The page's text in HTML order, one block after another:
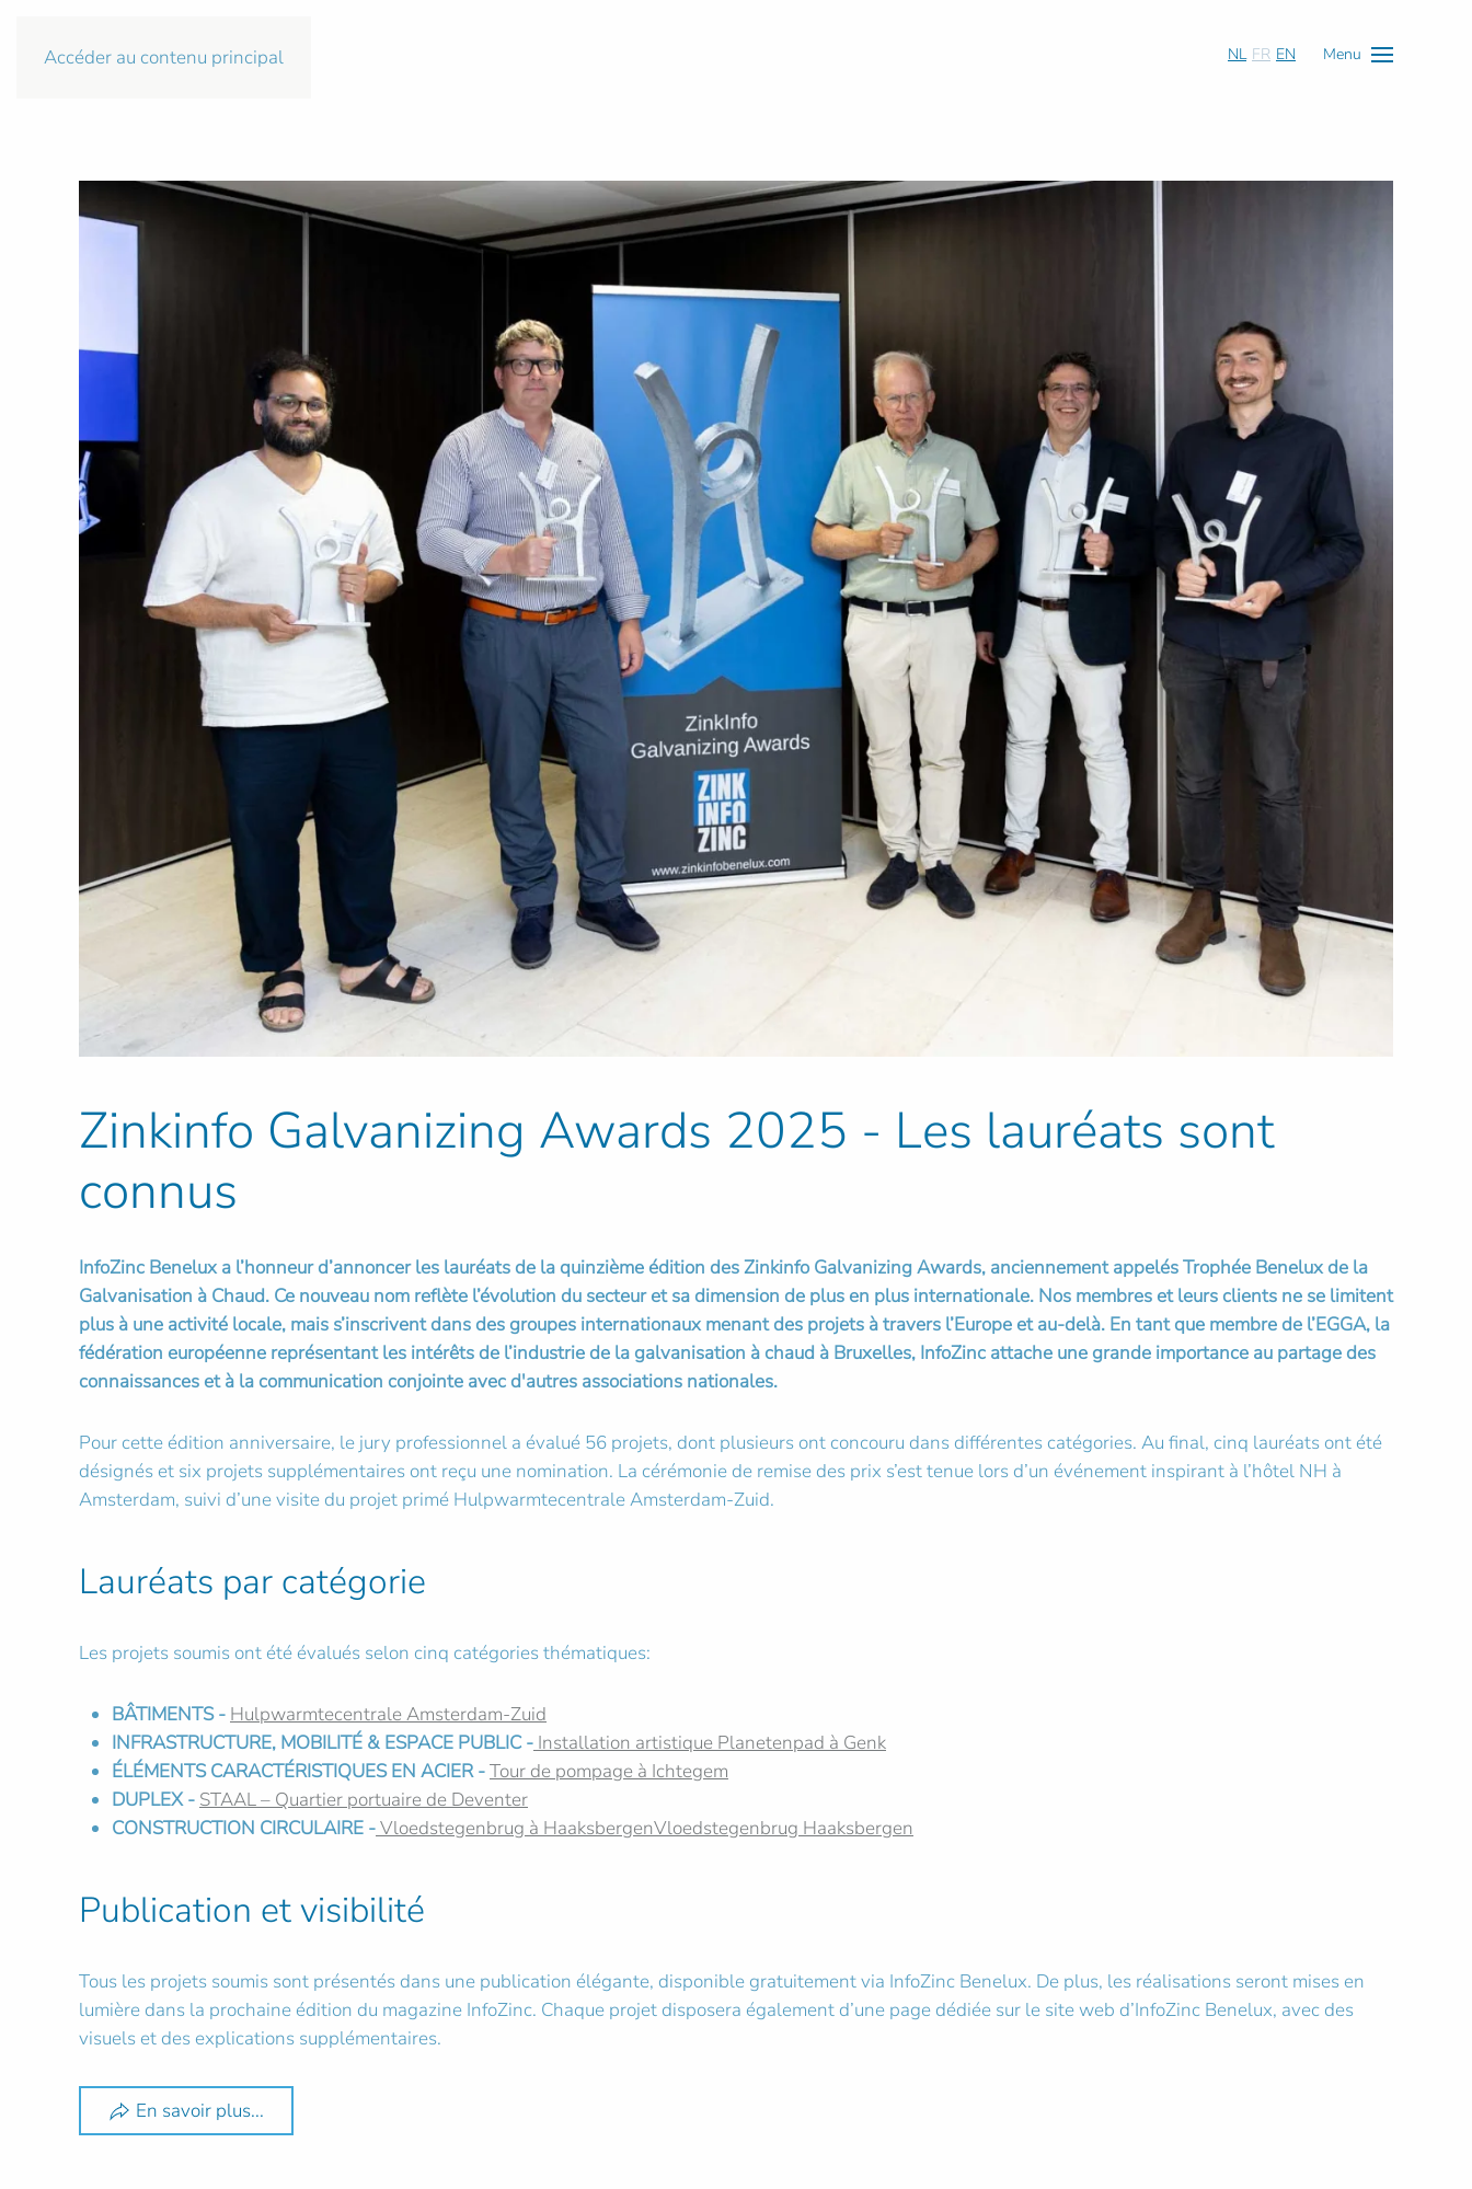
Accéder au contenu principal NL FR EN Menu
Zinkinfo Galvanizing Awards 2025 - Les lauréats sont
connus
InfoZinc Benelux a l’honneur d’annoncer les lauréats de la quinzième édition des Zinkinfo Galvanizing Awards, anciennement appelés Trophée Benelux de la
Galvanisation à Chaud. Ce nouveau nom reflète l’évolution du secteur et sa dimension de plus en plus internationale. Nos membres et leurs clients ne se limitent
plus à une activité locale, mais s’inscrivent dans des groupes internationaux menant des projets à travers l’Europe et au-delà. En tant que membre de l’EGGA, la
fédération européenne représentant les intérêts de l’industrie de la galvanisation à chaud à Bruxelles, InfoZinc attache une grande importance au partage des
connaissances et à la communication conjointe avec d'autres associations nationales.
Pour cette édition anniversaire, le jury professionnel a évalué 56 projets, dont plusieurs ont concouru dans différentes catégories. Au final, cinq lauréats ont été
désignés et six projets supplémentaires ont reçu une nomination. La cérémonie de remise des prix s’est tenue lors d’un événement inspirant à l’hôtel NH à
Amsterdam, suivi d’une visite du projet primé Hulpwarmtecentrale Amsterdam-Zuid.
Lauréats par catégorie
Les projets soumis ont été évalués selon cinq catégories thématiques:
BÂTIMENTS - Hulpwarmtecentrale Amsterdam-Zuid
INFRASTRUCTURE, MOBILITÉ & ESPACE PUBLIC - Installation artistique Planetenpad à Genk
ÉLÉMENTS CARACTÉRISTIQUES EN ACIER -Tour de pompage à Ichtegem
DUPLEX - STAAL – Quartier portuaire de Deventer
CONSTRUCTION CIRCULAIRE -Vloedstegenbrug à HaaksbergenVloedstegenbrug Haaksbergen
Publication et visibilité
Tous les projets soumis sont présentés dans une publication élégante, disponible gratuitement via InfoZinc Benelux. De plus, les réalisations seront mises en
lumière dans la prochaine édition du magazine InfoZinc. Chaque projet disposera également d’une page dédiée sur le site web d’InfoZinc Benelux, avec des
visuels et des explications supplémentaires.
En savoir plus...